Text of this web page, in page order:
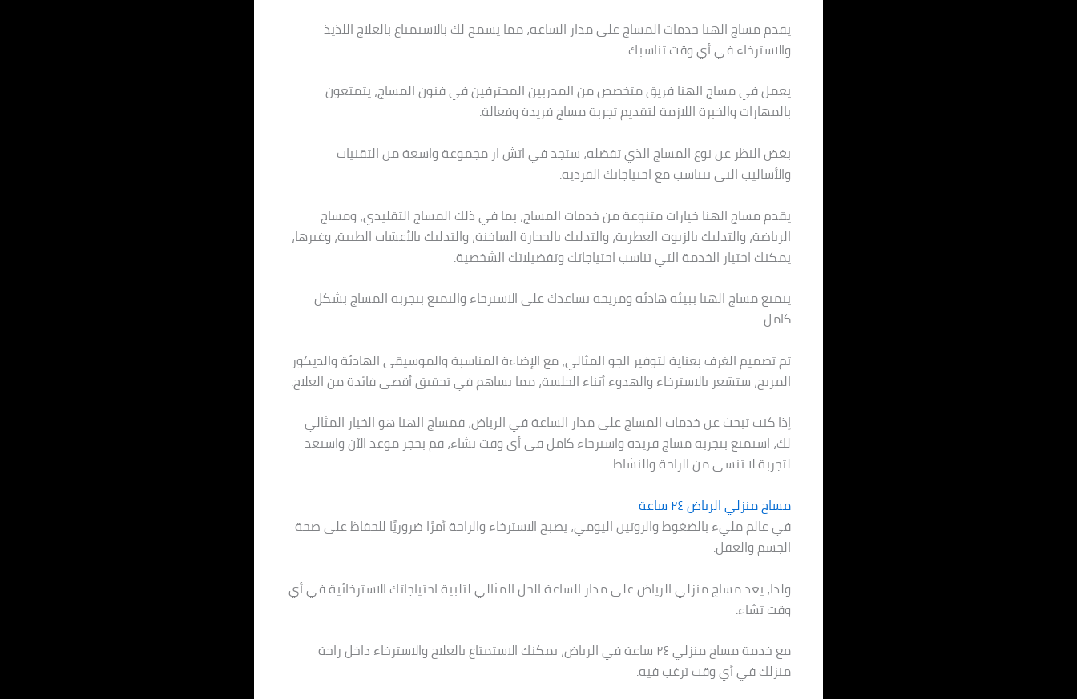
يقدم مساج الهنا خدمات المساج على مدار الساعة، مما يسمح لك بالاستمتاع بالعلاج اللذيذ
والاسترخاء في أي وقت تناسبك.
يعمل في مساج الهنا فريق متخصص من المدربين المحترفين في فنون المساج، يتمتعون
بالمهارات والخبرة اللازمة لتقديم تجربة مساج فريدة وفعالة.
بغض النظر عن نوع المساج الذي تفضله، ستجد في اتش ار مجموعة واسعة من التقنيات
والأساليب التي تتناسب مع احتياجاتك الفردية.
يقدم مساج الهنا خيارات متنوعة من خدمات المساج، بما في ذلك المساج التقليدي، ومساج
الرياضة، والتدليك بالزيوت العطرية، والتدليك بالحجارة الساخنة، والتدليك بالأعشاب الطبية، وغيرها،
يمكنك اختيار الخدمة التي تناسب احتياجاتك وتفضيلاتك الشخصية.
يتمتع مساج الهنا ببيئة هادئة ومريحة تساعدك على الاسترخاء والتمتع بتجربة المساج بشكل
كامل.
تم تصميم الغرف بعناية لتوفير الجو المثالي، مع الإضاءة المناسبة والموسيقى الهادئة والديكور
المريح، ستشعر بالاسترخاء والهدوء أثناء الجلسة، مما يساهم في تحقيق أقصى فائدة من العلاج.
إذا كنت تبحث عن خدمات المساج على مدار الساعة في الرياض، فمساج الهنا هو الخيار المثالي
لك، استمتع بتجربة مساج فريدة واسترخاء كامل في أي وقت تشاء، قم بحجز موعد الآن واستعد
لتجربة لا تنسى من الراحة والنشاط.
مساج منزلي الرياض ٢٤ ساعة
في عالم مليء بالضغوط والروتين اليومي، يصبح الاسترخاء والراحة أمرًا ضروريًا للحفاظ على صحة
الجسم والعقل.
ولذا، يعد مساج منزلي الرياض على مدار الساعة الحل المثالي لتلبية احتياجاتك الاسترخائية في أي
وقت تشاء.
مع خدمة مساج منزلي ٢٤ ساعة في الرياض، يمكنك الاستمتاع بالعلاج والاسترخاء داخل راحة
منزلك في أي وقت ترغب فيه.